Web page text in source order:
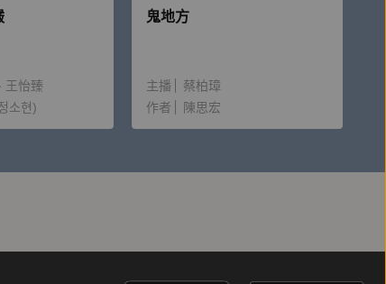
王怡臻
소현)
鬼地方
主播
蔡柏璋
作者
陳思宏